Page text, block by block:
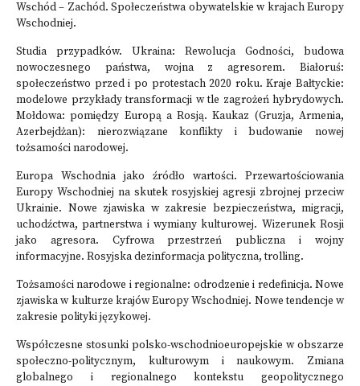
Wschód – Zachód. Społeczeństwa obywatelskie w krajach Europy
Wschodniej.
Studia przypadków. Ukraina: Rewolucja Godności, budowa
nowoczesnego państwa, wojna z agresorem. Białoruś:
społeczeństwo przed i po protestach 2020 roku. Kraje Bałtyckie:
modelowe przykłady transformacji w tle zagrożeń hybrydowych.
Mołdowa: pomiędzy Europą a Rosją. Kaukaz (Gruzja, Armenia,
Azerbejdżan): nierozwiązane konflikty i budowanie nowej
tożsamości narodowej.
Europa Wschodnia jako źródło wartości. Przewartościowania
Europy Wschodniej na skutek rosyjskiej agresji zbrojnej przeciw
Ukrainie. Nowe zjawiska w zakresie bezpieczeństwa, migracji,
uchodźctwa, partnerstwa i wymiany kulturowej. Wizerunek Rosji
jako agresora. Cyfrowa przestrzeń publiczna i wojny
informacyjne. Rosyjska dezinformacja polityczna, trolling.
Tożsamości narodowe i regionalne: odrodzenie i redefinicja. Nowe
zjawiska w kulturze krajów Europy Wschodniej. Nowe tendencje w
zakresie polityki językowej.
Współczesne stosunki polsko-wschodnioeuropejskie w obszarze
społeczno-politycznym, kulturowym i naukowym. Zmiana
globalnego i regionalnego kontekstu geopolitycznego